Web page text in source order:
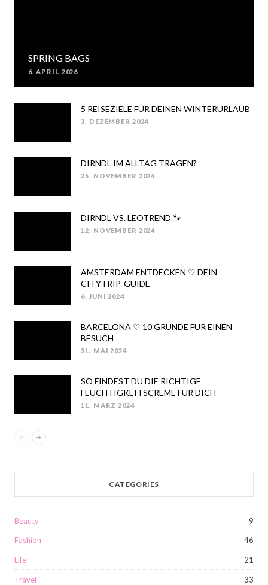
SPRING BAGS
POSTED
6. APRIL 2026
5 REISEZIELE FÜR DEINEN WINTERURLAUB
POSTED
3. DEZEMBER 2024
DIRNDL IM ALLTAG TRAGEN?
POSTED
25. NOVEMBER 2024
DIRNDL VS. LEOTREND 🐾
POSTED
12. NOVEMBER 2024
AMSTERDAM ENTDECKEN ♡ DEIN
CITYTRIP-GUIDE
POSTED
6. JUNI 2024
BARCELONA ♡ 10 GRÜNDE FÜR EINEN
BESUCH
POSTED
31. MAI 2024
SO FINDEST DU DIE RICHTIGE
FEUCHTIGKEITSCREME FÜR DICH
POSTED
11. MÄRZ 2024
CATEGORIES
Beauty 9
Fashion 46
Life 21
Travel 33